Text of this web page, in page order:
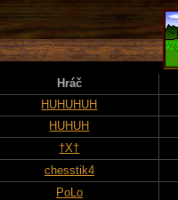
Hráč
HUHUHUH
HUHUH
†X†
chesstik4
PoLo